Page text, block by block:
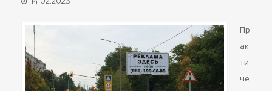
Пр
ак
ти
че